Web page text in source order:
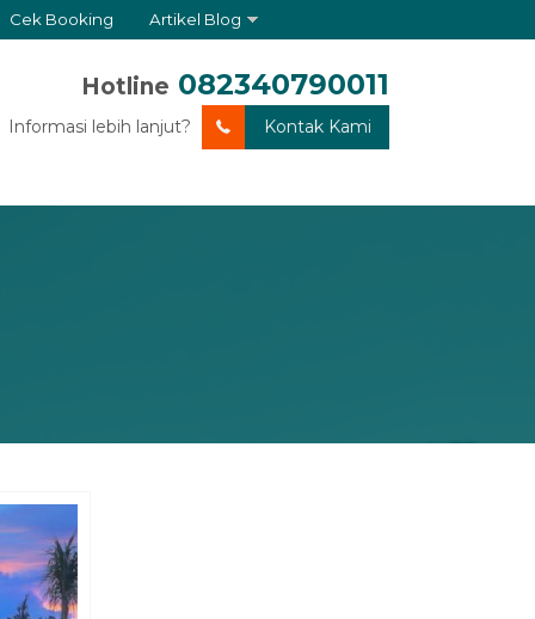
Cek Booking Artikel Blog
Hotline 082340790011
Informasi lebih lanjut? Kontak Kami